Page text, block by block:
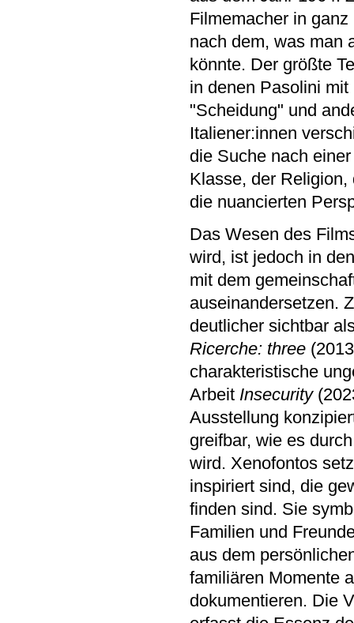
Filmemacher in
nach dem, was man
könnte. Der größte
in denen Pasolini
"Scheidung" und
Italiener:innen
die Suche nach
Klasse, der
die nuancierten
Das Wesen des
wird, ist jedoch in
mit dem
auseinandersetzen.
deutlicher sichtbar
Ricerche: three
charakteristische
Arbeit Insecurity
Ausstellung
greifbar, wie es
wird. Xenofontos
inspiriert sind, die
finden sind. Sie
Familien und
aus dem
familiären Momente
dokumentieren. Die